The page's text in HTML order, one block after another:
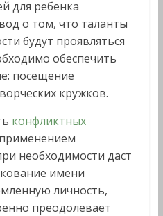
для ребенка
о том, что таланты
будут проявляться
обеспечить
посещение
кружков.
конфликтных
необходимости даст
имени
личность,
преодолевает